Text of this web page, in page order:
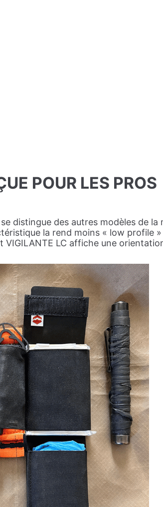
POUR LES PROS
distingue des autres modèles de la
la rend moins « low profile
LC affiche une